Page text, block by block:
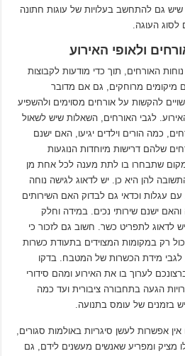
שיש גם להתחשב בעלויות של עוגות חתונה
לסוג העוגה.
ולאופי האירוע
האורחים, תוך כדי מודעות לקבוצות
מיקומים מרוחקים, גם אם מדובר
להקשות על אורחים מסוימים ולהשפיע
לגבי האורחים, השאלות שיש לשאול
כמה הורים וילדים יגיעו, האם ישנם
שלהם דרישות מיוחדות הנוגעות
שתבחרו בו לתת מענה לכל אחת מן
להן היא כן. יש לדאוג לגישה נוחה
עם עגלות וכדאי גם לבדוק האם השירותים
ישנם שירותי נכים. במידה וחלק
לדאוג לתפריט כשר. חשוב גם לזכור כי
רק במקומות המצוידים בתעודת כשרות
לגבי מידת הכשרות של המטבח. בדקו
לערוך בו את האירוע ומהם סידורי
הגעה בתחבורה ציבורית ועד כמה
בזמנים של עומס בתנועה.
אין אפשרות לעשן סיגריות באולמות סגורים,
מציק ומפריע שאנשים מעשנים לידם, גם